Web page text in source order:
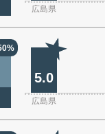
広島県
5.0
広島県